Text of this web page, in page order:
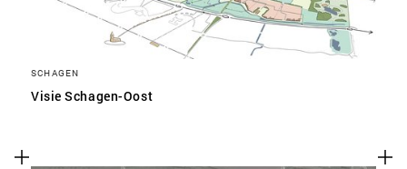
SCHAGEN
Visie Schagen-Oost